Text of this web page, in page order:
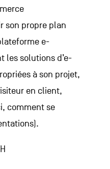
son propre plan
e-
les solutions d’e-
à son projet,
en client,
comment se